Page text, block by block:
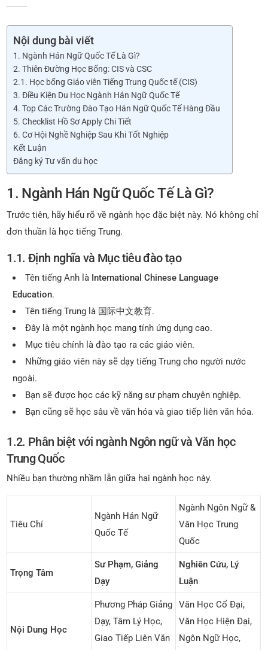
Nội dung bài viết
1. Ngành Hán Ngữ Quốc Tế Là Gì?
2. Thiên Đường Học Bổng: CIS và CSC
2.1. Học bổng Giáo viên Tiếng Trung Quốc tế (CIS)
3. Điều Kiện Du Học Ngành Hán Ngữ Quốc Tế
4. Top Các Trường Đào Tạo Hán Ngữ Quốc Tế Hàng Đầu
5. Checklist Hồ Sơ Apply Chi Tiết
6. Cơ Hội Nghề Nghiệp Sau Khi Tốt Nghiệp
Kết Luận
Đăng ký Tư vấn du học
1. Ngành Hán Ngữ Quốc Tế Là Gì?
Trước tiên, hãy hiểu rõ về ngành học đặc biệt này. Nó không chỉ
đơn thuần là học tiếng Trung.
1.1. Định nghĩa và Mục tiêu đào tạo
Tên tiếng Anh là International Chinese Language
Education.
Tên tiếng Trung là 国际中文教育.
Đây là một ngành học mang tính ứng dụng cao.
Mục tiêu chính là đào tạo ra các giáo viên.
Những giáo viên này sẽ dạy tiếng Trung cho người nước
ngoài.
Bạn sẽ được học các kỹ năng sư phạm chuyên nghiệp.
Bạn cũng sẽ học sâu về văn hóa và giao tiếp liên văn hóa.
1.2. Phân biệt với ngành Ngôn ngữ và Văn học
Trung Quốc
Nhiều bạn thường nhầm lẫn giữa hai ngành học này.
Tiêu Chí
Ngành Hán Ngữ
Quốc Tế
Ngành Ngôn Ngữ &
Văn Học Trung
Quốc
Trọng Tâm
Sư Phạm, Giảng
Dạy
Nghiên Cứu, Lý
Luận
Nội Dung Học
Phương Pháp Giảng
Dạy, Tâm Lý Học,
Giao Tiếp Liên Văn
Văn Học Cổ Đại,
Văn Học Hiện Đại,
Ngôn Ngữ Học,